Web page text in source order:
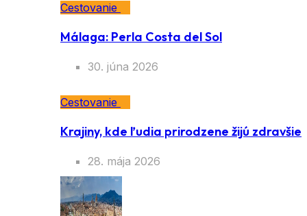
Cestovanie
Málaga: Perla Costa del Sol
30. júna 2026
Cestovanie
Krajiny, kde ľudia prirodzene žijú zdravšie
28. mája 2026